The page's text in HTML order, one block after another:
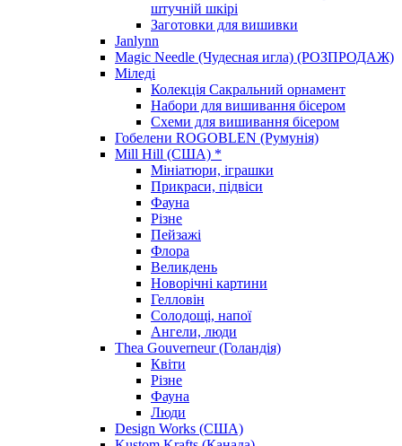
штучній шкірі
Заготовки для вишивки
Janlynn
Magic Needle (Чудесная игла) (РОЗПРОДАЖ)
Міледі
Колекція Сакральний орнамент
Набори для вишивання бісером
Схеми для вишивання бісером
Гобелени ROGOBLEN (Румунія)
Mill Hill (США) *
Мініатюри, іграшки
Прикраси, підвіси
Фауна
Різне
Пейзажі
Флора
Великдень
Новорічні картини
Гелловін
Солодощі, напої
Ангели, люди
Thea Gouverneur (Голандія)
Квіти
Різне
Фауна
Люди
Design Works (США)